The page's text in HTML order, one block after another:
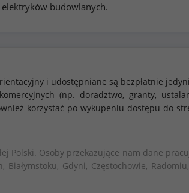
elektryków budowlanych.
i udostępniane są bezpłatnie
(np. doradztwo, granty,
korzystać po wykupeniu dostępu do
Polski. Osoby przekazujące nam dane
Białymstoku, Gdyni, Częstochowie,